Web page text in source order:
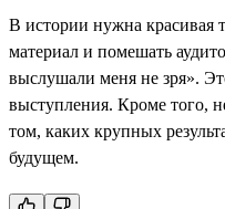
В истории нужна красивая
материал и помешать
выслушали меня не зря».
выступления. Кроме того,
том, каких крупных
будущем.